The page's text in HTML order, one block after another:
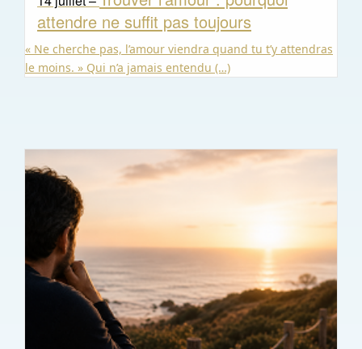
attendre ne suffit pas toujours
« Ne cherche pas, l’amour viendra quand tu t’y attendras
le moins. » Qui n’a jamais entendu (…)